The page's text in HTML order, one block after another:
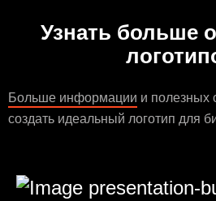
Узнать больше
Больше информации и полезных
создать идеальный логотип для